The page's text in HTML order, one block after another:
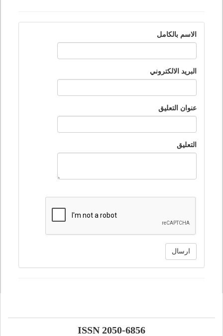
الاسم بالكامل
البريد الالكتروني
عنوان التعليق
التعليق
ارسال
ISSN 2050-6856